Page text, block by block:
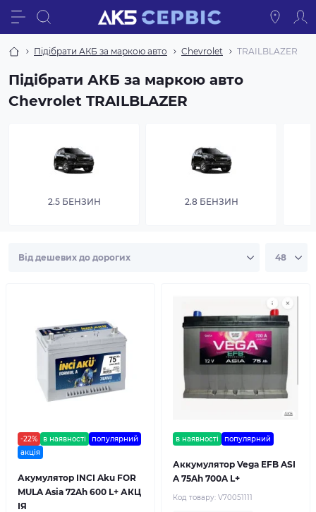
Підібрати АКБ за маркою авто Chevrolet TRAILBLAZER
Підібрати АКБ за маркою авто
Chevrolet TRAILBLAZER
2.5 БЕНЗИН 2.8 БЕНЗИН
-22% в наявності
популярний
акція
Акумулятор INCI Aku FOR
MULA Asia 72Ah 600 L+ АКЦ
IЯ
в наявності популярний
Аккумулятор Vega EFB ASI
A 75Ah 700A L+
Код товару: V70051111